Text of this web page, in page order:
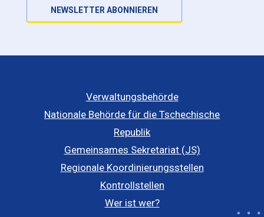
NEWSLETTER ABONNIEREN
Verwaltungsbehörde
Nationale Behörde für die Tschechische
Republik
Gemeinsames Sekretariat (JS)
Regionale Koordinierungsstellen
Kontrollstellen
Wer ist wer?